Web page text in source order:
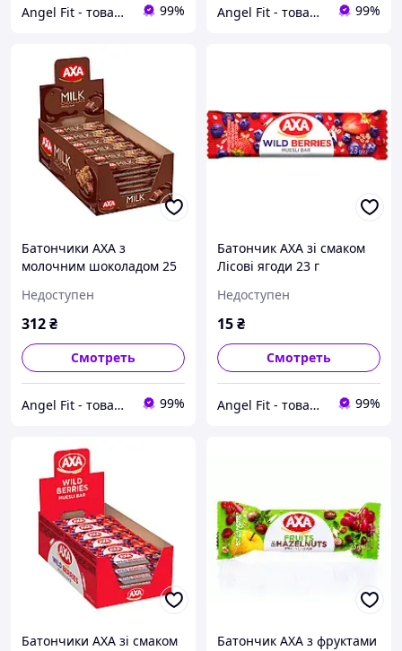
Angel Fit - товари для здоров'я, спорту та активного життя 99% Angel Fit - товари для здоров'я, спорту та активного життя 99%
Батончики АХА з
молочним шоколадом 25
Недоступен
312₴
Смотреть
Angel Fit - товари для здоров'я, спорту та активного життя 99%
Батончик АХА зі смаком
Лісові ягоди 23 г
Недоступен
15₴
Смотреть
Angel Fit - товари для здоров'я, спорту та активного життя 99%
Батончики АХА зі смаком
Батончик АХА з фруктами